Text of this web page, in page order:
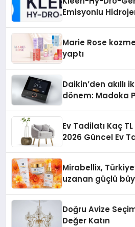
Emisyonlu
Marie Rose
yaptı
Daikin’den akıllı
dönem: Madoka
Ev Tadilatı Kaç
2026 Güncel Ev
Mirabellix,
uzanan güçlü
Doğru Avize
Değer Katın